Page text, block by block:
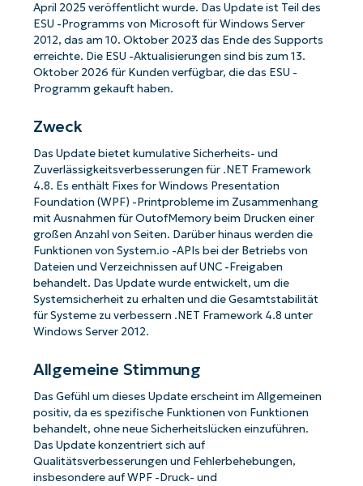
April 2025 veröffentlicht wurde. Das Update ist Teil des
ESU -Programms von Microsoft für Windows Server
2012, das am 10. Oktober 2023 das Ende des Supports
erreichte. Die ESU -Aktualisierungen sind bis zum 13.
Oktober 2026 für Kunden verfügbar, die das ESU -
Programm gekauft haben.
Zweck
Das Update bietet kumulative Sicherheits- und
Zuverlässigkeitsverbesserungen für .NET Framework
4.8. Es enthält Fixes for Windows Presentation
Foundation (WPF) -Printprobleme im Zusammenhang
mit Ausnahmen für OutofMemory beim Drucken einer
großen Anzahl von Seiten. Darüber hinaus werden die
Funktionen von System.io -APIs bei der Betriebs von
Dateien und Verzeichnissen auf UNC -Freigaben
behandelt. Das Update wurde entwickelt, um die
Systemsicherheit zu erhalten und die Gesamtstabilität
für Systeme zu verbessern .NET Framework 4.8 unter
Windows Server 2012.
Allgemeine Stimmung
Das Gefühl um dieses Update erscheint im Allgemeinen
positiv, da es spezifische Funktionen von Funktionen
behandelt, ohne neue Sicherheitslücken einzuführen.
Das Update konzentriert sich auf
Qualitätsverbesserungen und Fehlerbehebungen,
insbesondere auf WPF -Druck- und